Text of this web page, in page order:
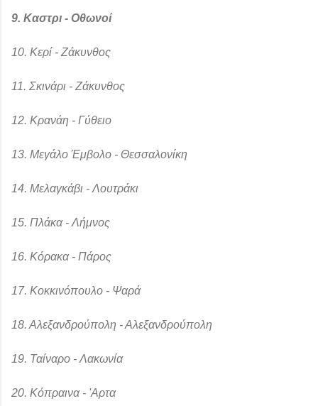
9. Καστρι - Οθωνοί
10. Κερί - Ζάκυνθος
11. Σκινάρι - Ζάκυνθος
12. Κρανάη - Γύθειο
13. Μεγάλο Έμβολο - Θεσσαλονίκη
14. Μελαγκάβι - Λουτράκι
15. Πλάκα - Λήμνος
16. Κόρακα - Πάρος
17. Κοκκινόπουλο - Ψαρά
18. Αλεξανδρούπολη - Αλεξανδρούπολη
19. Ταίναρο - Λακωνία
20. Κόπραινα - 'Αρτα